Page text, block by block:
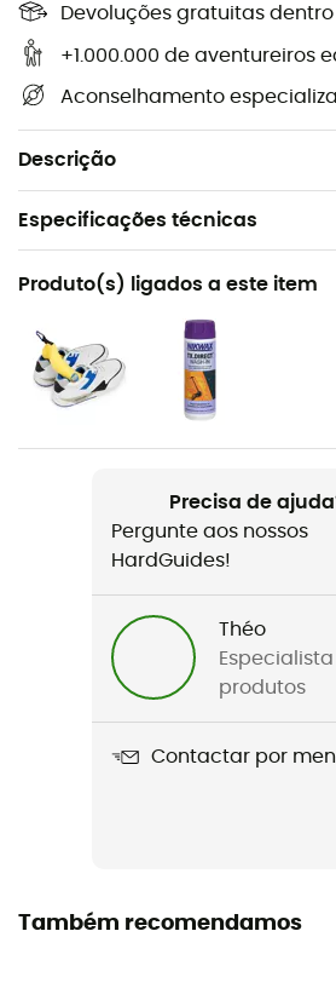
Devoluções gratuitas dentro
+1.000.000 de aventureiros
Aconselhamento
Descrição
Spray anti-embaçante,
Quantidade: 22 ml.
Especificações técnicas
Recomendado para
Caminhada / Ski alpino / O dia a
Nome do produto
Spray lunette anti-buée
Volume
Produto(s) ligados a este item
Precisa de
Pergunte aos nossos
HardGuides!
Théo
produtos
Contactar por
Também recomendamos